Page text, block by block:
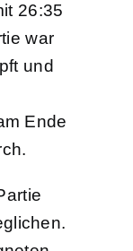
26:35
war
und
Ende